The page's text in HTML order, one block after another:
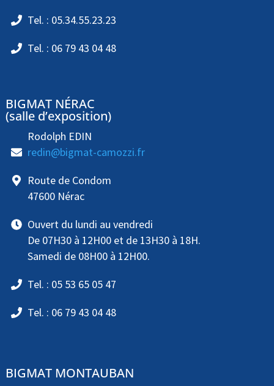
Tel. : 05.34.55.23.23
Tel. : 06 79 43 04 48
BIGMAT NÉRAC
(salle d’exposition)
Rodolph EDIN
redin@bigmat-camozzi.fr
Route de Condom
47600 Nérac
Ouvert du lundi au vendredi
De 07H30 à 12H00 et de 13H30 à 18H.
Samedi de 08H00 à 12H00.
Tel. : 05 53 65 05 47
Tel. : 06 79 43 04 48
BIGMAT MONTAUBAN